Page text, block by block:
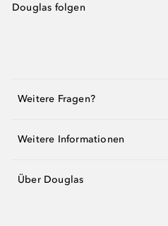
Douglas folgen
Weitere Fragen?
Weitere Informationen
Über Douglas